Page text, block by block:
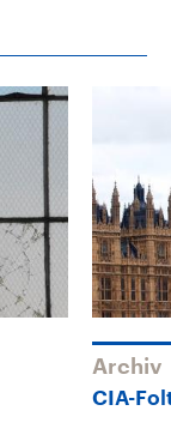
Archiv
CIA-